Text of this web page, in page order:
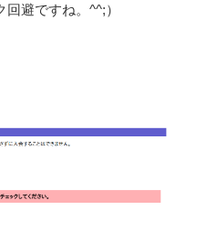
回避ですね。^^;）